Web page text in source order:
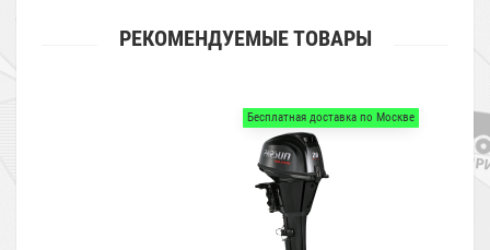
РЕКОМЕНДУЕМЫЕ ТОВАРЫ
Бесплатная доставка по Москве